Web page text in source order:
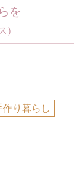
を
）
り暮らし